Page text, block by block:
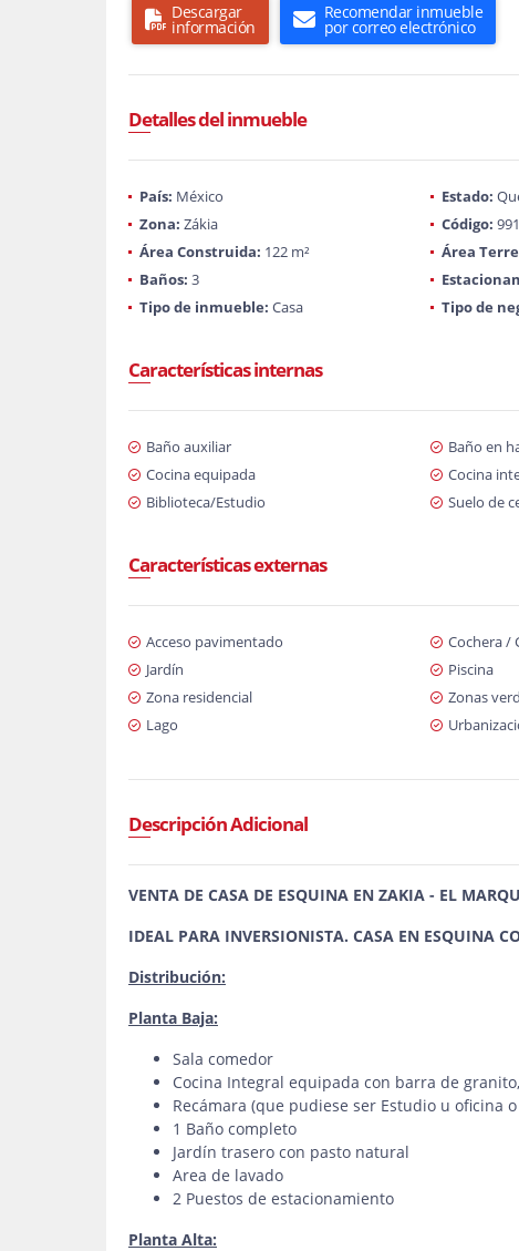
Descargar
información
Recomendar inmueble
por correo electrónico
Detalles del inmueble
País: México Estado:
Zona: Zákia Código:
Área Construida: 122 m² Área
Baños: 3
Tipo de inmueble: Casa Tipo de
Características internas
Baño auxiliar Baño en
Cocina equipada
Cocina
Biblioteca/Estudio
Suelo de
Características externas
Acceso pavimentado Cochera /
Jardín
Piscina
Zona residencial
Zonas
Lago
Descripción Adicional
VENTA DE CASA DE ESQUINA EN ZAKIA - EL
IDEAL PARA INVERSIONISTA. CASA EN ESQUINA
Distribución:
Planta Baja:
Sala comedor
Cocina Integral equipada con barra de
Recámara (que pudiese ser Estudio u oficina
1 Baño completo
Jardín trasero con pasto natural
Area de lavado
2 Puestos de estacionamiento
Planta Alta: